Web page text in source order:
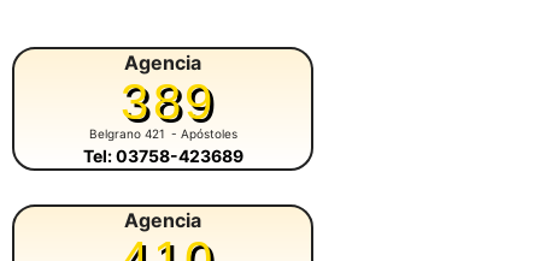
Agencia
389
Belgrano 421 - Apóstoles
Tel: 03758-423689
Agencia